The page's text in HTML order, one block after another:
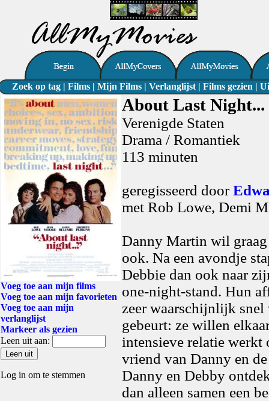
Zoek op tag | Films | Mijn Films | Verlanglijst | Films gezien |
Voeg toe aan mijn films
Voeg toe aan mijn favorieten
Voeg toe aan mijn
verlanglijst
Markeer als gezien
Leen uit aan:
Log in om te stemmen
About Last Night...
Verenigde Staten
Drama / Romantiek
113 minuten
geregisseerd door
met Rob Lowe, Demi
Danny Martin wil
ook. Na een avondje
Debbie dan ook naar
one-night-stand. Hun
zeer waarschijnlijk
gebeurt: ze willen
intensieve relatie werkt
vriend van Danny en
Danny en Debby
dan alleen samen een